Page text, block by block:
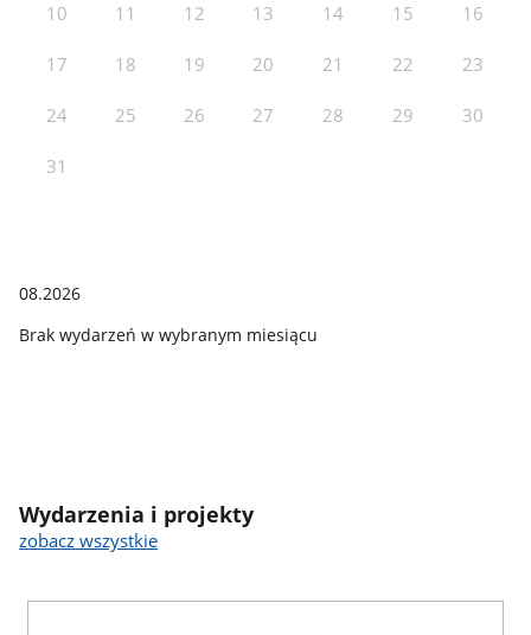
10 11 12 13 14 15 16
17 18 19 20 21 22 23
24 25 26 27 28 29 30
31
08.2026
Brak wydarzeń w wybranym miesiącu
Wydarzenia i projekty
zobacz wszystkie